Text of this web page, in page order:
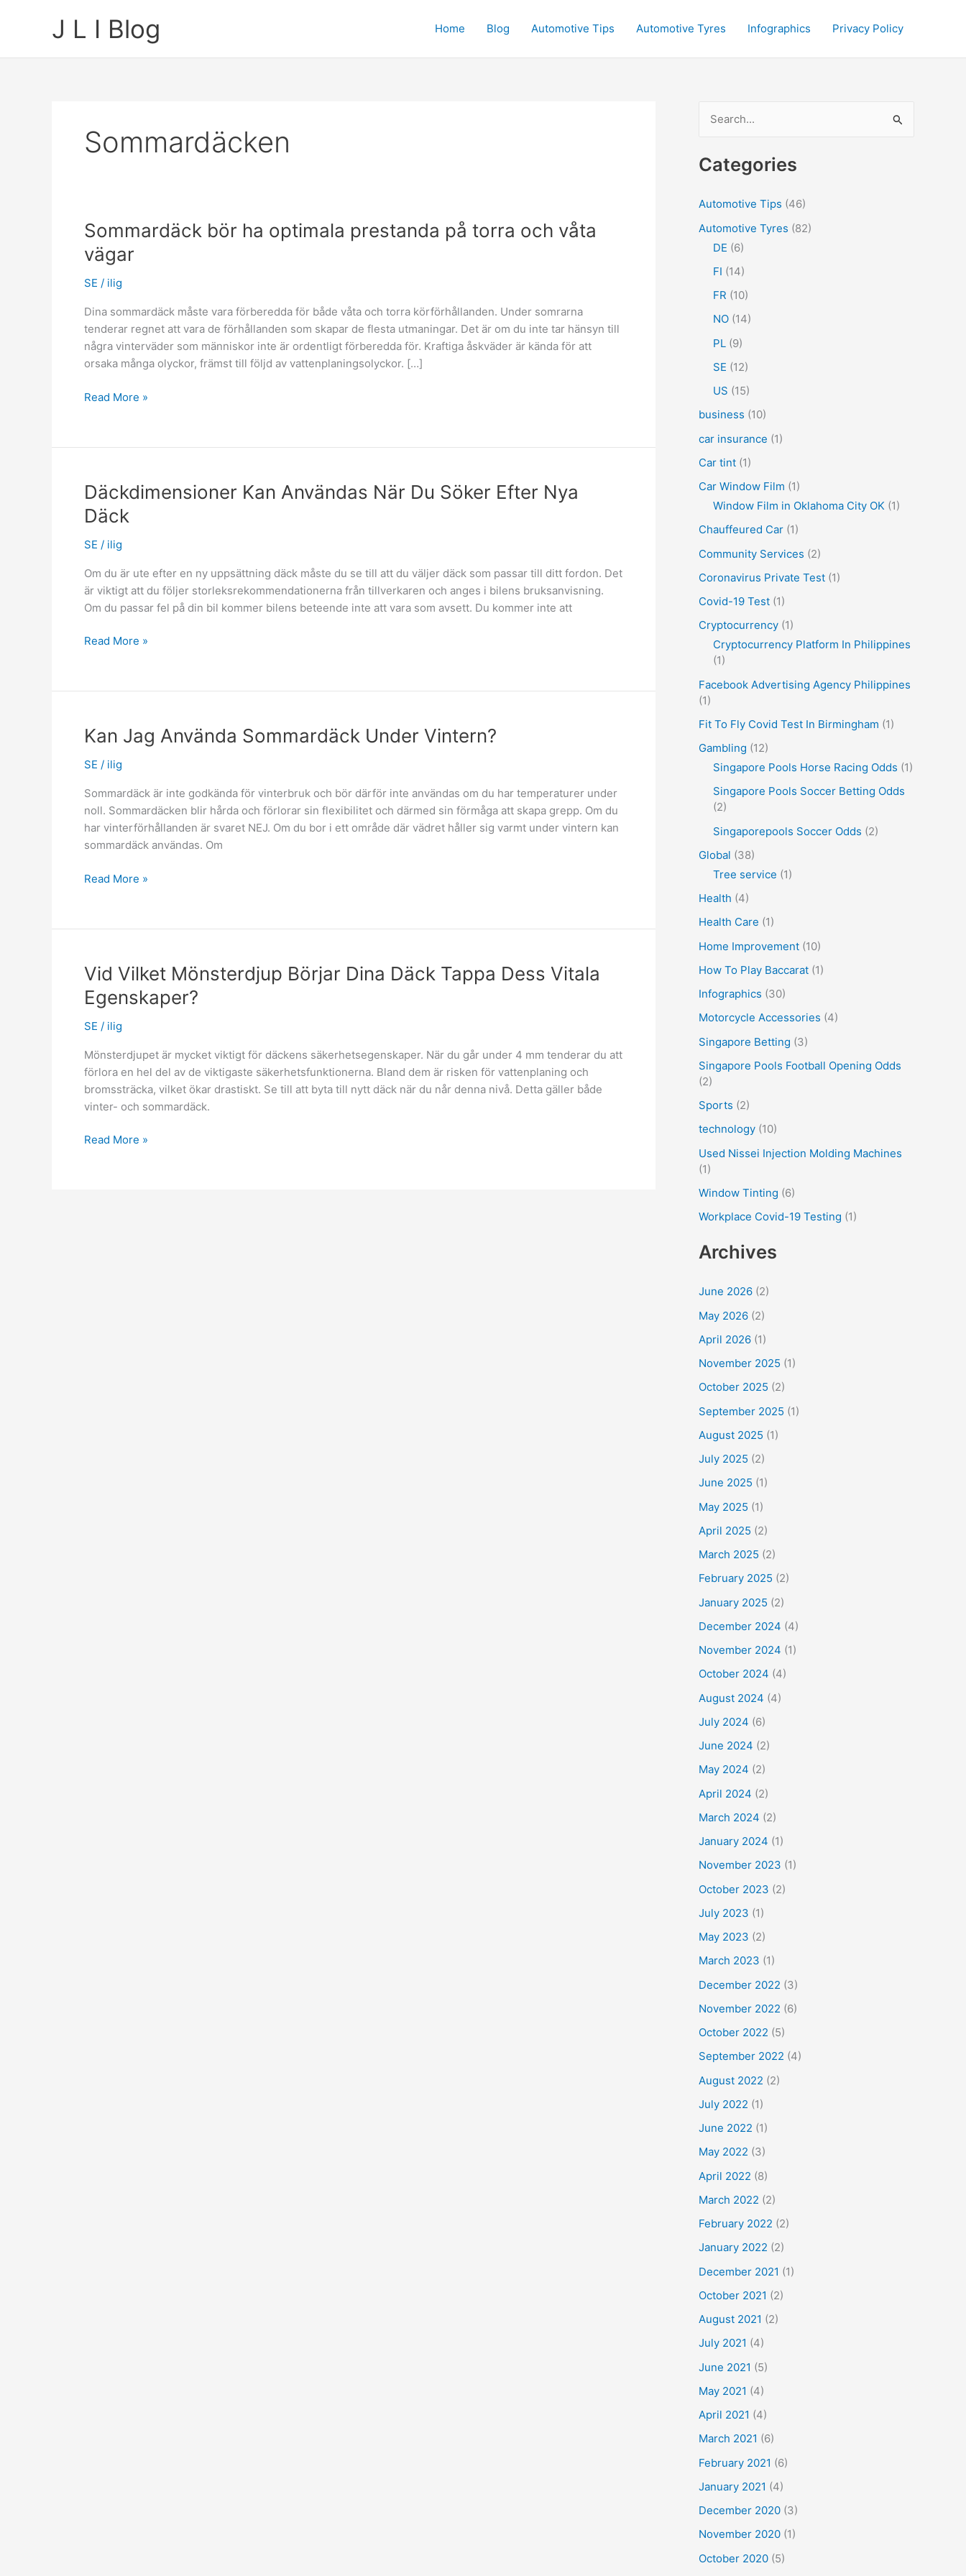
J L I Blog Home Blog Automotive Tips Automotive Tyres Infographics Privacy Policy
Sommardäcken
Sommardäck bör ha optimala prestanda på torra och våta
vägar
SE / ilig
Dina sommardäck måste vara förberedda för både våta och torra körförhållanden. Under somrarna
tenderar regnet att vara de förhållanden som skapar de flesta utmaningar. Det är om du inte tar hänsyn till
några vinterväder som människor inte är ordentligt förberedda för. Kraftiga åskväder är kända för att
orsaka många olyckor, främst till följd av vattenplaningsolyckor. […]
Sommardäck
optimala
på
torra
och
vägar
Read More »
Däckdimensioner Kan Användas När Du Söker Efter Nya
Däck
SE / ilig
Om du är ute efter en ny uppsättning däck måste du se till att du väljer däck som passar till ditt fordon. Det
är viktigt att du följer storleksrekommendationerna från tillverkaren och anges i bilens bruksanvisning.
Om du passar fel på din bil kommer bilens beteende inte att vara som avsett. Du kommer inte att
Däckdimensioner
När
Söker
Efter
Nya
Read More »
Kan Jag Använda Sommardäck Under Vintern?
SE / ilig
Sommardäck är inte godkända för vinterbruk och bör därför inte användas om du har temperaturer under
noll. Sommardäcken blir hårda och förlorar sin flexibilitet och därmed sin förmåga att skapa grepp. Om du
har vinterförhållanden är svaret NEJ. Om du bor i ett område där vädret håller sig varmt under vintern kan
sommardäck användas. Om
Kan
Sommardäck
Vintern?
Read More »
Vid Vilket Mönsterdjup Börjar Dina Däck Tappa Dess Vitala
Egenskaper?
SE / ilig
Mönsterdjupet är mycket viktigt för däckens säkerhetsegenskaper. När du går under 4 mm tenderar du att
förlora en hel del av de viktigaste säkerhetsfunktionerna. Bland dem är risken för vattenplaning och
bromssträcka, vilket ökar drastiskt. Se till att byta till nytt däck när du når denna nivå. Detta gäller både
vinter- och sommardäck.
Vid
Read More »
a
c
Categories
Automotive Tips (46)
Automotive Tyres (82)
DE (6)
FI (14)
FR (10)
NO (14)
PL (9)
SE (12)
US (15)
business (10)
car insurance (1)
Car tint (1)
Car Window Film (1)
Window Film in Oklahoma City OK (1)
Chauffeured Car (1)
Community Services (2)
Coronavirus Private Test (1)
Covid-19 Test (1)
Cryptocurrency (1)
Cryptocurrency Platform In Philippines
(1)
Facebook Advertising Agency Philippines
(1)
Fit To Fly Covid Test In Birmingham (1)
Gambling (12)
Singapore Pools Horse Racing Odds (1)
Singapore Pools Soccer Betting Odds
(2)
Singaporepools Soccer Odds (2)
Global (38)
Tree service (1)
Health (4)
Health Care (1)
Home Improvement (10)
How To Play Baccarat (1)
Infographics (30)
Motorcycle Accessories (4)
Singapore Betting (3)
Singapore Pools Football Opening Odds
(2)
Sports (2)
technology (10)
Used Nissei Injection Molding Machines
(1)
Window Tinting (6)
Workplace Covid-19 Testing (1)
Archives
June 2026 (2)
May 2026 (2)
April 2026 (1)
November 2025 (1)
October 2025 (2)
September 2025 (1)
August 2025 (1)
July 2025 (2)
June 2025 (1)
May 2025 (1)
April 2025 (2)
March 2025 (2)
February 2025 (2)
January 2025 (2)
December 2024 (4)
November 2024 (1)
October 2024 (4)
August 2024 (4)
July 2024 (6)
June 2024 (2)
May 2024 (2)
April 2024 (2)
March 2024 (2)
January 2024 (1)
November 2023 (1)
October 2023 (2)
July 2023 (1)
May 2023 (2)
March 2023 (1)
December 2022 (3)
November 2022 (6)
October 2022 (5)
September 2022 (4)
August 2022 (2)
July 2022 (1)
June 2022 (1)
May 2022 (3)
April 2022 (8)
March 2022 (2)
February 2022 (2)
January 2022 (2)
December 2021 (1)
October 2021 (2)
August 2021 (2)
July 2021 (4)
June 2021 (5)
May 2021 (4)
April 2021 (4)
March 2021 (6)
February 2021 (6)
January 2021 (4)
December 2020 (3)
November 2020 (1)
October 2020 (5)